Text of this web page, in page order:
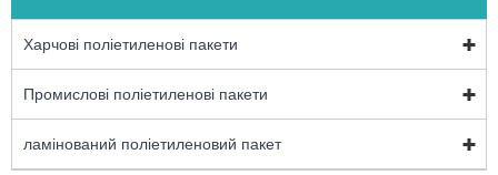
Харчові поліетиленові пакети
Промислові поліетиленові пакети
ламінований поліетиленовий пакет